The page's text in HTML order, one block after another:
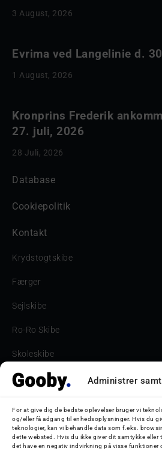
Administrer
For at give dig de bedste oplevelser bruger vi
og/eller få adgang til enhedsoplysninger. Hvis du
teknologier, kan vi behandle data som f.eks.
dette websted. Hvis du ikke giver dit samtykke eller
det have en negativ indvirkning på visse funktioner
3 August, 2026
Evrima ved Langelinie d.
1 August, 2026
Kronprins Frederik
27. juli, 2026
28 Juli, 2026
Database
Cookiepolitik
Kontakt
Krydstogtskibe
Færger
Sejlskibe
Ro-Ro Skibe
Skoleskibe
Havne & Turbåde samt
Bilskib